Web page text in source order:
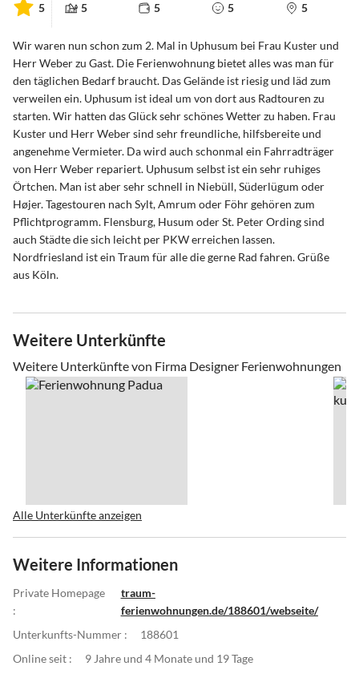
5 5 5 5 5
Wir waren nun schon zum 2. Mal in Uphusum bei Frau Kuster und
Herr Weber zu Gast. Die Ferienwohnung bietet alles was man für
den täglichen Bedarf braucht. Das Gelände ist riesig und läd zum
verweilen ein. Uphusum ist ideal um von dort aus Radtouren zu
starten. Wir hatten das Glück sehr schönes Wetter zu haben. Frau
Kuster und Herr Weber sind sehr freundliche, hilfsbereite und
angenehme Vermieter. Da wird auch schonmal ein Fahrradträger
von Herr Weber repariert. Uphusum selbst ist ein sehr ruhiges
Örtchen. Man ist aber sehr schnell in Niebüll, Süderlügum oder
Højer. Tagestouren nach Sylt, Amrum oder Föhr gehören zum
Pflichtprogramm. Flensburg, Husum oder St. Peter Ording sind
auch Städte die sich leicht per PKW erreichen lassen.
Nordfriesland ist ein Traum für alle die gerne Rad fahren. Grüße
aus Köln.
Weitere Unterkünfte
Weitere Unterkünfte von Firma Designer Ferienwohnungen
Alle Unterkünfte anzeigen
Weitere Informationen
Private Homepage
:
traum-
ferienwohnungen.de/188601/webseite/
Unterkunfts-Nummer :
188601
Online seit :
9 Jahre und 4 Monate und 19 Tage